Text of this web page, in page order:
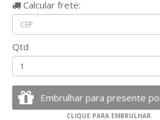
Calcular frete:
Qtd